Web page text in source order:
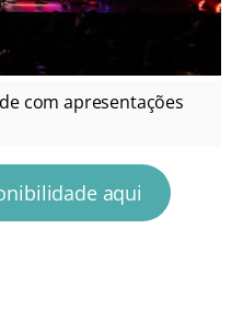
com apresentações
aqui